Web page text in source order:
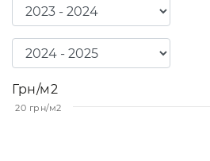
Грн/м2
20 грн/м2